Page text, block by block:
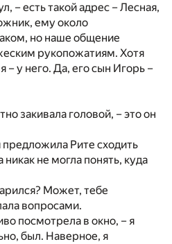
– есть такой адрес – Лесная,
ему около
но наше общение
рукопожатиям. Хотя
– у него. Да, его сын Игорь –
закивала головой, – это он
Рите сходить
не могла понять, куда
Может, тебе
вопросами.
посмотрела в окно, – я
был. Наверное, я